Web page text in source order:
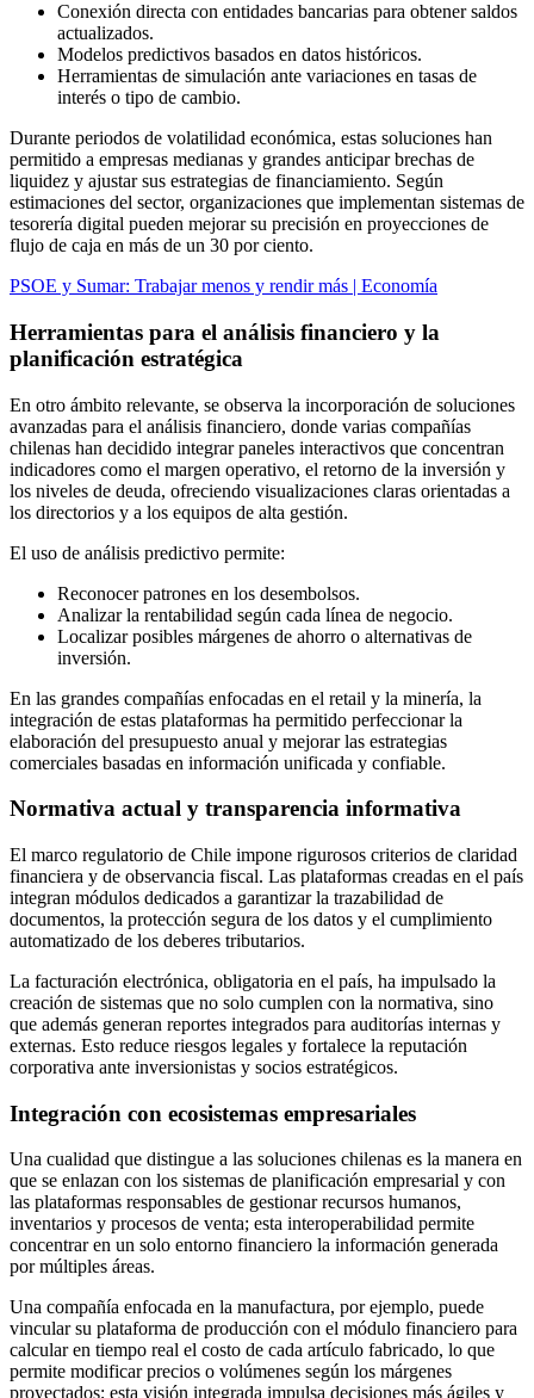
Conexión directa con entidades bancarias para obtener saldos
actualizados.
Modelos predictivos basados en datos históricos.
Herramientas de simulación ante variaciones en tasas de
interés o tipo de cambio.
Durante periodos de volatilidad económica, estas soluciones han
permitido a empresas medianas y grandes anticipar brechas de
liquidez y ajustar sus estrategias de financiamiento. Según
estimaciones del sector, organizaciones que implementan sistemas de
tesorería digital pueden mejorar su precisión en proyecciones de
flujo de caja en más de un 30 por ciento.
PSOE y Sumar: Trabajar menos y rendir más | Economía
Herramientas para el análisis financiero y la
planificación estratégica
En otro ámbito relevante, se observa la incorporación de soluciones
avanzadas para el análisis financiero, donde varias compañías
chilenas han decidido integrar paneles interactivos que concentran
indicadores como el margen operativo, el retorno de la inversión y
los niveles de deuda, ofreciendo visualizaciones claras orientadas a
los directorios y a los equipos de alta gestión.
El uso de análisis predictivo permite:
Reconocer patrones en los desembolsos.
Analizar la rentabilidad según cada línea de negocio.
Localizar posibles márgenes de ahorro o alternativas de
inversión.
En las grandes compañías enfocadas en el retail y la minería, la
integración de estas plataformas ha permitido perfeccionar la
elaboración del presupuesto anual y mejorar las estrategias
comerciales basadas en información unificada y confiable.
Normativa actual y transparencia informativa
El marco regulatorio de Chile impone rigurosos criterios de claridad
financiera y de observancia fiscal. Las plataformas creadas en el país
integran módulos dedicados a garantizar la trazabilidad de
documentos, la protección segura de los datos y el cumplimiento
automatizado de los deberes tributarios.
La facturación electrónica, obligatoria en el país, ha impulsado la
creación de sistemas que no solo cumplen con la normativa, sino
que además generan reportes integrados para auditorías internas y
externas. Esto reduce riesgos legales y fortalece la reputación
corporativa ante inversionistas y socios estratégicos.
Integración con ecosistemas empresariales
Una cualidad que distingue a las soluciones chilenas es la manera en
que se enlazan con los sistemas de planificación empresarial y con
las plataformas responsables de gestionar recursos humanos,
inventarios y procesos de venta; esta interoperabilidad permite
concentrar en un solo entorno financiero la información generada
por múltiples áreas.
Una compañía enfocada en la manufactura, por ejemplo, puede
vincular su plataforma de producción con el módulo financiero para
calcular en tiempo real el costo de cada artículo fabricado, lo que
permite modificar precios o volúmenes según los márgenes
proyectados; esta visión integrada impulsa decisiones más ágiles y